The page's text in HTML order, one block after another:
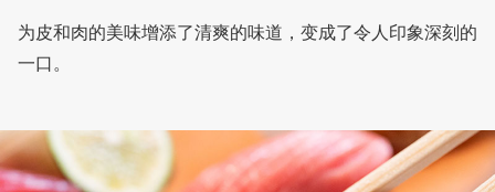
为皮和肉的美味增添了清爽的味道，变成了令人印象深刻的
一口。